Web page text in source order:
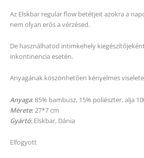
Az Elskbar regular flow betétjeit azokra a
nem olyan erős a vérzésed.
De használhatod intimkehely
inkontinencia esetén.
Anyagának köszönhetően kényelmes
Anyaga: 85% bambusz, 15% poliészter, alja
Mérete: 27*7 cm
Gyártó: Elskbar, Dánia
Elfogyott